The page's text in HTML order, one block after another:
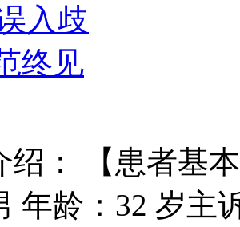
绍： 【患者基
年龄：32 岁主